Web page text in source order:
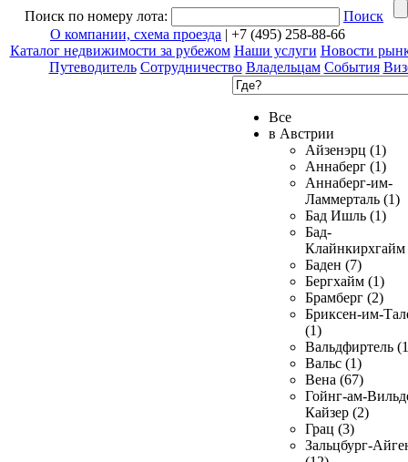
Поиск по номеру лота:
Поиск
О компании, схема проезда | +7 (495) 258-88-66
Каталог недвижимости за рубежом Наши услуги Новости
Путеводитель Сотрудничество Владельцам События
Все
в Австрии
Айзенэрц (1)
Аннаберг (1)
Аннаберг-им-
Ламмерталь (1)
Бад Ишль (1)
Бад-
Клайнкирхгайм
Баден (7)
Бергхайм (1)
Брамберг (2)
Бриксен-им-
(1)
Вальдфиртель
Вальс (1)
Вена (67)
Гойнг-ам-
Кайзер (2)
Грац (3)
Зальцбург-